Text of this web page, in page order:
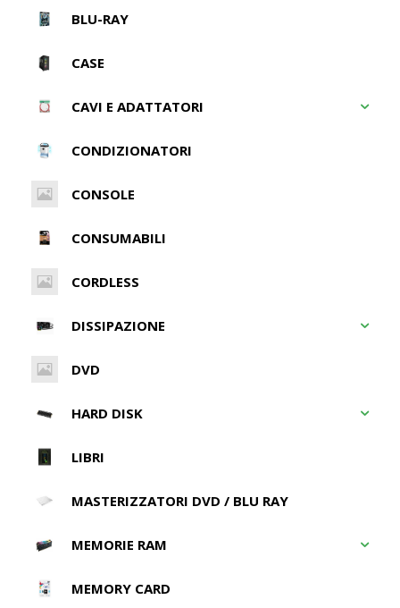
BLU-RAY
CASE
CAVI E ADATTATORI
CONDIZIONATORI
CONSOLE
CONSUMABILI
CORDLESS
DISSIPAZIONE
DVD
HARD DISK
LIBRI
MASTERIZZATORI DVD / BLU RAY
MEMORIE RAM
MEMORY CARD